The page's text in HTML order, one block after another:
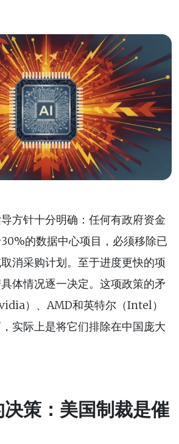
方针十分明确：任何有政府资金
的数据中心项目，必须移除已
消采购计划。至于进度更快的项
体情况逐一决定。这项政策的矛
）、AMD和英特尔（Intel）
实际上是将它们排除在中国庞大
策：美国制裁是催